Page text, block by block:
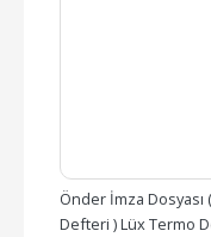
Önder İmza Dosyası (
Defteri ) Lüx Termo